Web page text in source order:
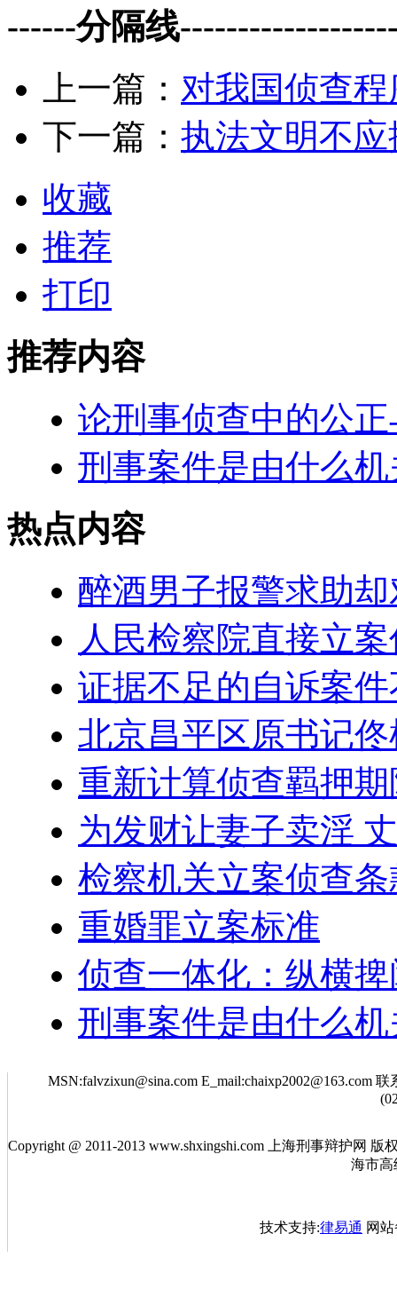
------分隔线
上一篇： 对我国侦查
下一篇： 执法文明不
收藏
推荐
打印
推荐内容
论刑事侦查中的公
刑事案件是由什么
热点内容
醉酒男子报警求助
人民检察院直接立
证据不足的自诉案
北京昌平区原书记
重新计算侦查羁押
为发财让妻子卖淫
检察机关立案侦查条
重婚罪立案标准
侦查一体化：纵横
刑事案件是由什么
MSN:falvzixun@sina.com E_mail:chaixp2002@163.com
Copyright @ 2011-2013 www.shxingshi.com 上海刑事辩护网
海市高
技术支持:律易通 网